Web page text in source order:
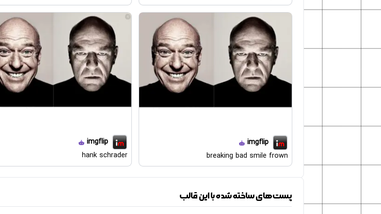
imgflip
breaking bad smile frown
imgflip
hank schrader
پست‌های ساخته شده با این قالب